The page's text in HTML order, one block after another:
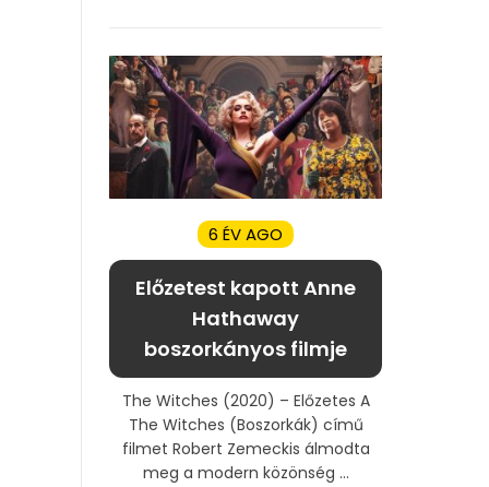
6 ÉV AGO
Előzetest kapott Anne
Hathaway
boszorkányos filmje
The Witches (2020) – Előzetes A
The Witches (Boszorkák) című
filmet Robert Zemeckis álmodta
meg a modern közönség ...